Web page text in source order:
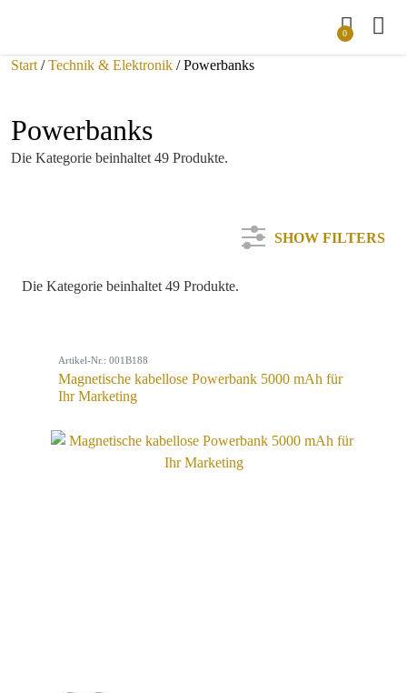
0
Start /Technik & Elektronik / Powerbanks
Powerbanks
Die Kategorie beinhaltet 49 Produkte.
SHOW FILTERS
Farbe
Die Kategorie beinhaltet 49 Produkte.
Artikel-Nr.: 001B188
Magnetische kabellose Powerbank 5000 mAh für
Ihr Marketing